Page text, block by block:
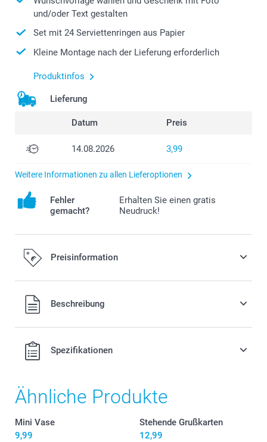
und/oder Text gestalten
Set mit 24 Serviettenringen aus Papier
Kleine Montage nach der Lieferung erforderlich
Produktinfos
Lieferung
Datum Preis
14.08.2026 3,99
Weitere Informationen zu allen Lieferoptionen
Fehler
gemacht?
Erhalten Sie einen gratis
Neudruck!
Preisinformation
Alle Preise verstehen sich in EURO (€) inkl. MwSt. und zzgl.
Versandkosten.Beschreibung
Spezifikationen
Ähnliche Produkte
Mini Vase
9,99
Stehende Grußkarten
12,99